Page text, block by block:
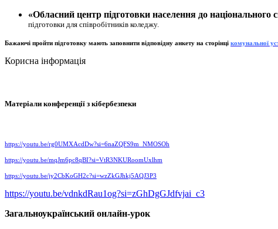
«Обласний центр підготовки населення до національного
підготовки для співробітників коледжу.
Бажаючі пройти підготовку мають заповнити відповідну анкету на сторінці комунальної
Корисна інформація
Матеріали конференції з кібербезпеки
https://youtu.be/rg0UMXAcdDw?si=6naZQFS9m_NMOSOh
https://youtu.be/mqJm6pc8qBI?si=VtR3NKURoomUxlhm
https://youtu.be/jy2CbKoGH2c?si=wzZkGJhkj5AQJ3P3
https://youtu.be/vdnkdRau1og?si=zGhDgGJdfvjai_c3
Загальноукраїнський онлайн-урок